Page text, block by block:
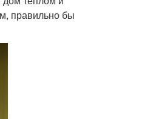
правильно бы